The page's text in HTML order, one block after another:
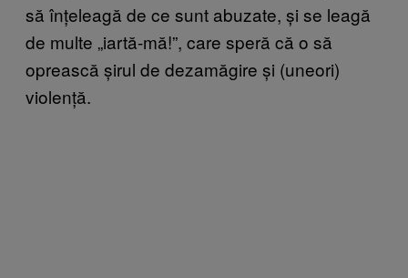
să înțeleagă de ce sunt abuzate, și se leagă
de multe „iartă-mă!”, care speră că o să
oprească șirul de dezamăgire și (uneori)
violență.